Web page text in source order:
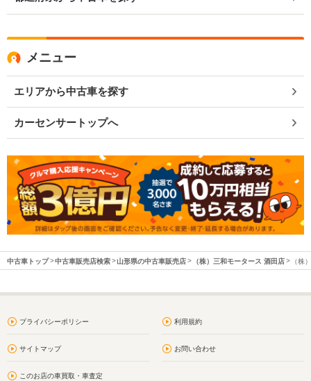
メニュー
エリアから中古車を探す
カーセンサートップへ
中古車トップ 中古車販売店検索 山形県の中古車販売店 （株）三和モータース 酒田店 （株
プライバシーポリシー 利用規約
サイトマップ お問い合わせ
このお店の車買取・車査定